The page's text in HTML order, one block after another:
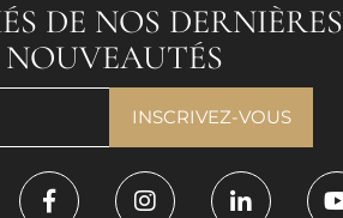
DE NOS DERNIÈRES